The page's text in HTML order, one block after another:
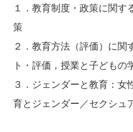
１．教育制度・政策に関す
策
２．教育方法（評価）に関
ト・評価，授業と子どもの
３．ジェンダーと教育：女
育とジェンダー／セクシュ